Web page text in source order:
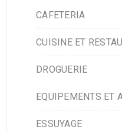
CAFETERIA
CUISINE ET
DROGUERIE
EQUIPEMENTS ET
ESSUYAGE